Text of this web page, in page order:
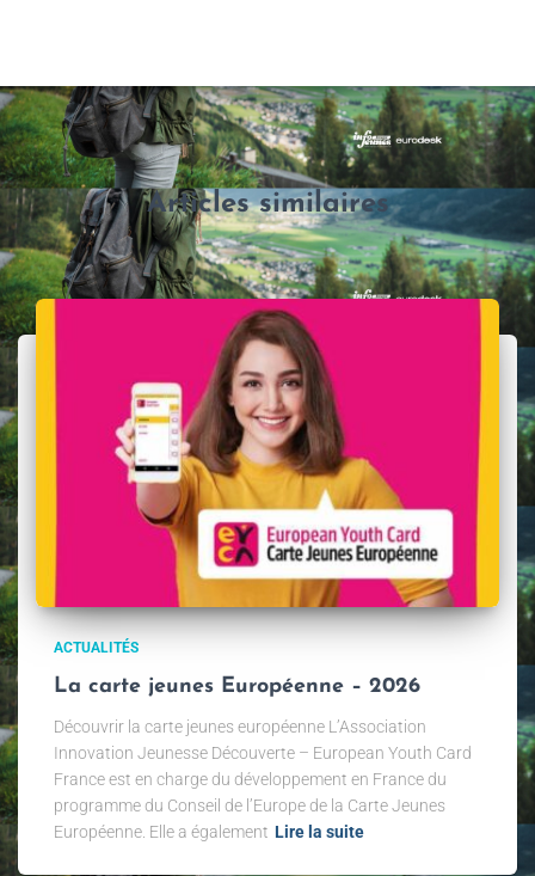
Articles similaires
ACTUALITÉS
La carte jeunes Européenne – 2026
Découvrir la carte jeunes européenne L’Association
Innovation Jeunesse Découverte – European Youth Card
France est en charge du développement en France du
programme du Conseil de l’Europe de la Carte Jeunes
Européenne. Elle a également Lire la suite